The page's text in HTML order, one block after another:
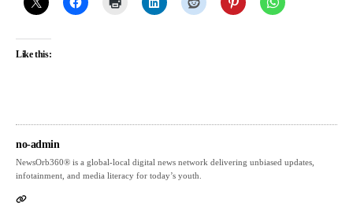
Like this:
no-admin
NewsOrb360® is a global-local digital news network delivering unbiased updates,
infotainment, and media literacy for today’s youth.